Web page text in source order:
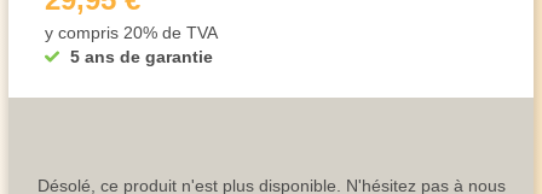
5 ans de garantie
y compris 20% de TVA
Désolé, ce produit n'est plus disponible. N'hésitez pas à nous